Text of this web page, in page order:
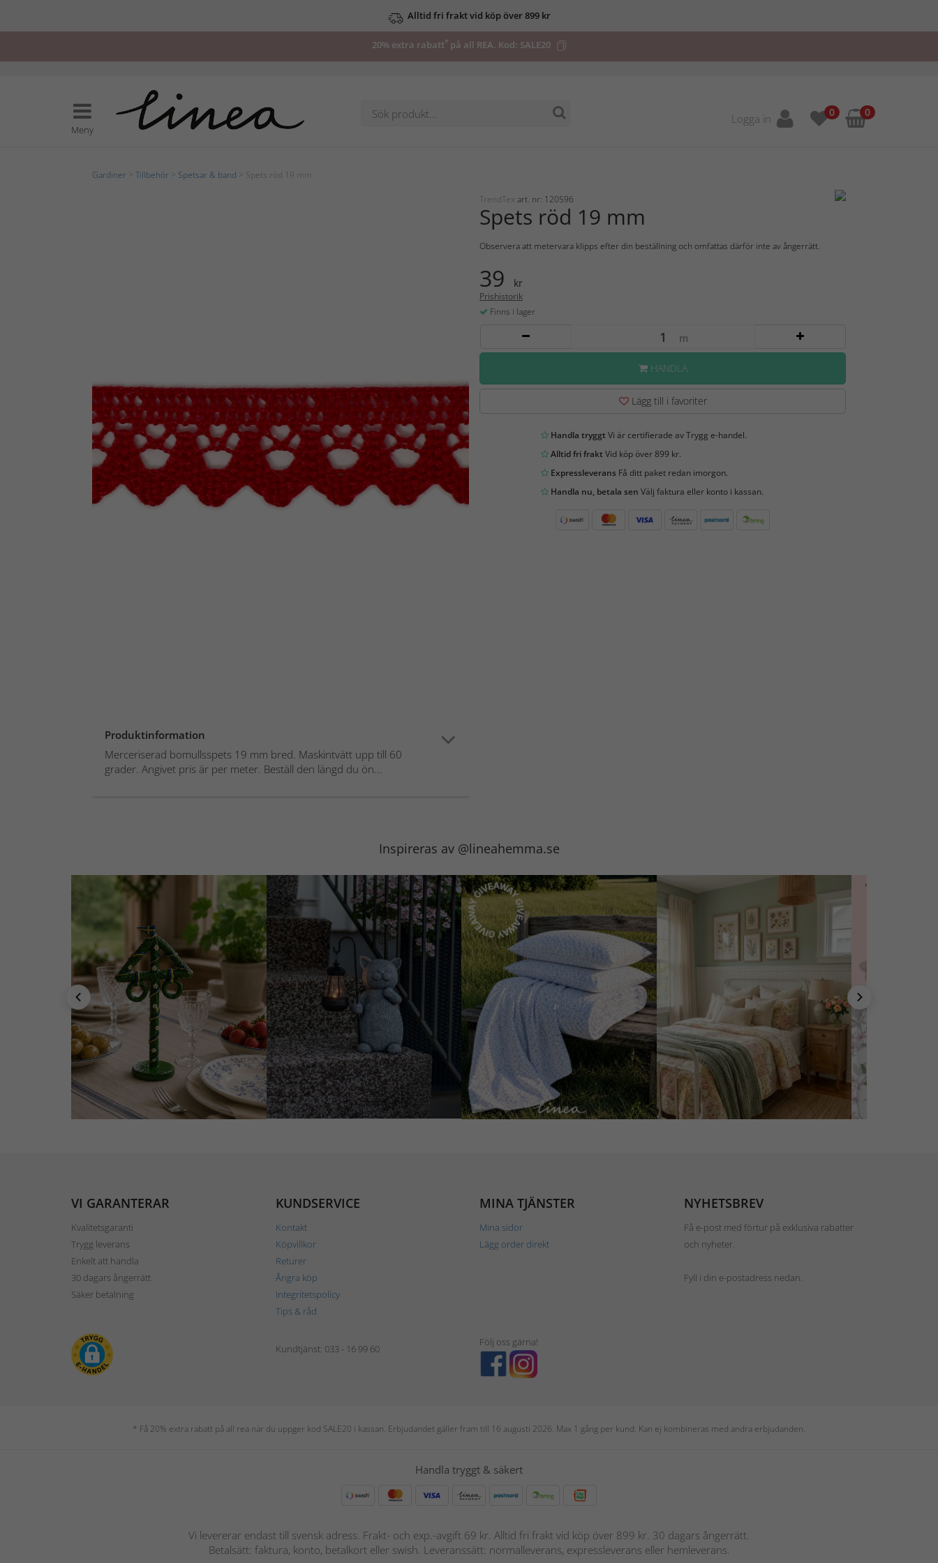
Alltid fri frakt vid köp över 899 kr
20% extra rabatt*på all REA. Kod: SALE20
Meny
Logga in 0 0
Gardiner Tillbehör Spetsar & band > Spets röd 19 mm
Produktinformation
Merceriserad bomullsspets 19 mm bred. Maskintvätt upp till 60
grader. Angivet pris är per meter. Beställ den längd du ön...
TrendTex art. nr: 120596
Spets röd 19 mm
Observera att metervara klipps efter din beställning och omfattas därför inte av ångerrätt.
39 kr
Prishistorik
Finns i lager
m
HANDLA
Lägg till i favoriter
Handla tryggtVi är certifierade av Trygg e-handel.
Alltid fri fraktVid köp över 899 kr.
ExpressleveransFå ditt paket redan imorgon.
Handla nu, betala sen Välj faktura eller konto i kassan.
Inspireras av @lineahemma.se
VI GARANTERAR
Kvalitetsgaranti
Trygg leverans
Enkelt att handla
30 dagars ångerrätt
Säker betalning
KUNDSERVICE
Kontakt
Köpvillkor
Returer
Ångra köp
Integritetspolicy
Tips & råd
MINA TJÄNSTER
Mina sidor
Lägg order direkt
NYHETSBREV
Få e-post med förtur på exklusiva rabatter
och nyheter.
Fyll i din e-postadress nedan.
Kundtjänst: 033 - 16 99 60
Följ oss gärna!
* Få 20% extra rabatt på all rea när du uppger kod SALE20 i kassan. Erbjudandet gäller fram till 16 augusti 2026. Max 1 gång per kund. Kan ej kombineras med andra erbjudanden.
Handla tryggt & säkert
Vi levererar endast till svensk adress. Frakt- och exp.-avgift 69 kr. Alltid fri frakt vid köp över 899 kr. 30 dagars ångerrätt.
Betalsätt: faktura, konto, betalkort eller swish. Leveranssätt: normalleverans, expressleverans eller hemleverans.